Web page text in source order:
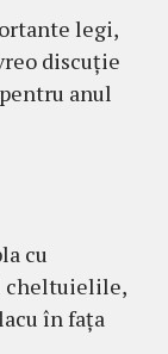
legi,
discuție
anul
cu
cheltuielile,
în fața